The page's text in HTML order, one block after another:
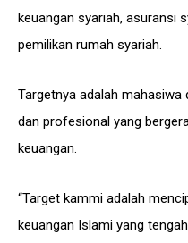
keuangan syariah, asuransi
pemilikan rumah syariah.
Targetnya adalah mahasiwa
dan profesional yang
keuangan.
“Target kammi adalah
keuangan Islami yang